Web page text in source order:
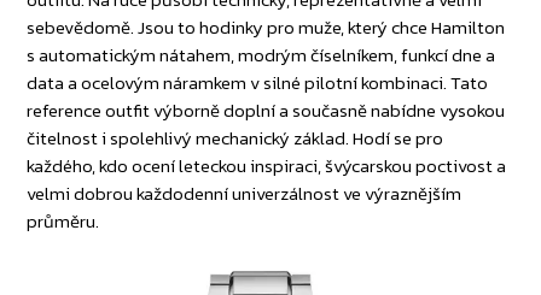
sebevědomě. Jsou to hodinky pro muže, který chce Hamilton
s automatickým nátahem, modrým číselníkem, funkcí dne a
data a ocelovým náramkem v silné pilotní kombinaci. Tato
reference outfit výborně doplní a současně nabídne vysokou
čitelnost i spolehlivý mechanický základ. Hodí se pro
každého, kdo ocení leteckou inspiraci, švýcarskou poctivost a
velmi dobrou každodenní univerzálnost ve výraznějším
průměru.